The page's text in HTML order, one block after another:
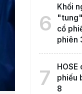
6
Khối
cổ
phiên
7
phiếu
8